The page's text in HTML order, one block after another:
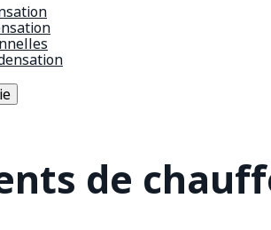
de